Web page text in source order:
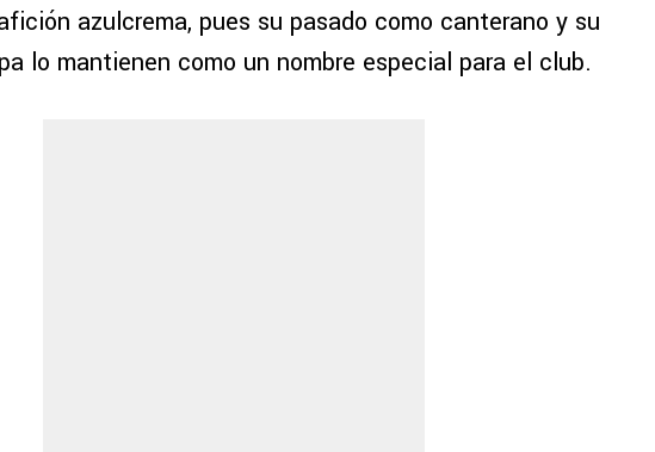
azulcrema, pues su pasado como canterano y su
lo mantienen como un nombre especial para el club.